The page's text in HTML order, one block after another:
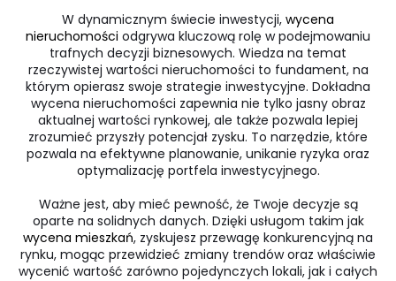
W dynamicznym świecie inwestycji, wycena
nieruchomości odgrywa kluczową rolę w podejmowaniu
trafnych decyzji biznesowych. Wiedza na temat
rzeczywistej wartości nieruchomości to fundament, na
którym opierasz swoje strategie inwestycyjne. Dokładna
wycena nieruchomości zapewnia nie tylko jasny obraz
aktualnej wartości rynkowej, ale także pozwala lepiej
zrozumieć przyszły potencjał zysku. To narzędzie, które
pozwala na efektywne planowanie, unikanie ryzyka oraz
optymalizację portfela inwestycyjnego.
Ważne jest, aby mieć pewność, że Twoje decyzje są
oparte na solidnych danych. Dzięki usługom takim jak
wycena mieszkań, zyskujesz przewagę konkurencyjną na
rynku, mogąc przewidzieć zmiany trendów oraz właściwie
wycenić wartość zarówno pojedynczych lokali, jak i całych